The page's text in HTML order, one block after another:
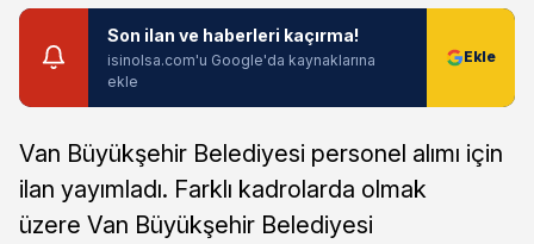
Son ilan ve haberleri kaçırma!
isinolsa.com'u Google'da kaynaklarına
ekle
Van Büyükşehir Belediyesi personel alımı için
ilan yayımladı. Farklı kadrolarda olmak
üzere Van Büyükşehir Belediyesi